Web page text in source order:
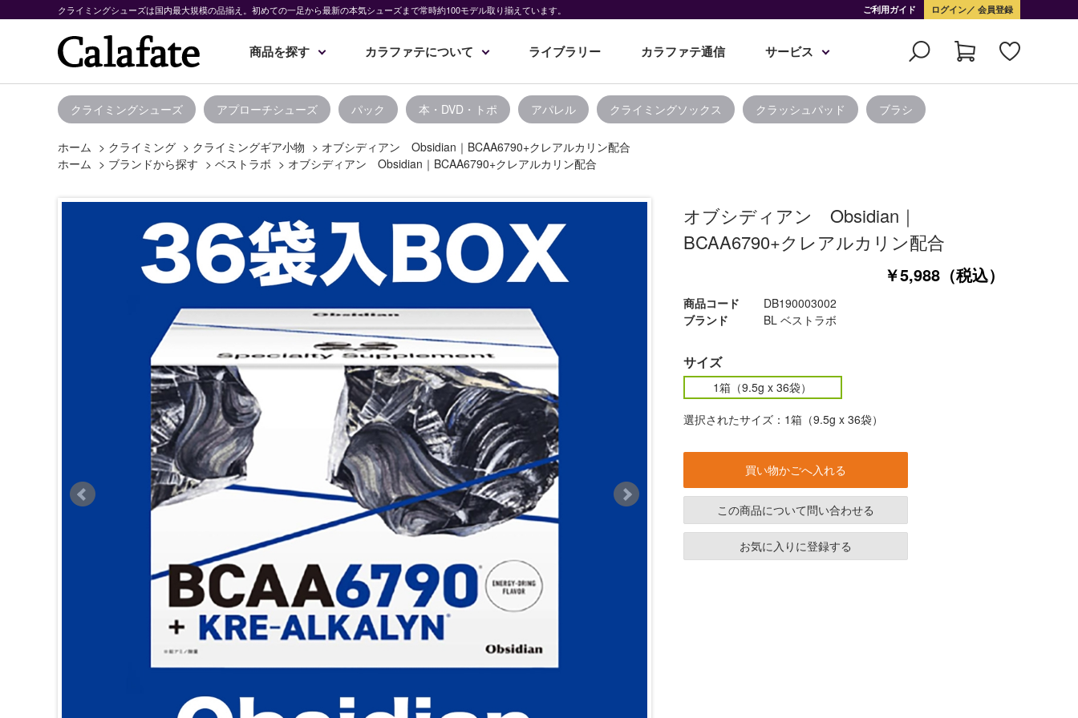
クライミングシューズは国内最大規模の品揃え。初めての一足から最新の本気シューズまで常時約100モデル取り揃えています。 ご利用ガイド ログイン 会員登録
商品を探す カラファテについて ライブラリー カラファテ通信 サービス
クライミングシューズ アプローチシューズ パック 本・DVD・トポ アパレル クライミングソックス クラッシュパッド ブラシ
ホーム > クライミング > クライミングギア小物 > オブシディアン Obsidian｜BCAA6790+クレアルカリン配合
ホーム > ブランドから探す > ベストラボ > オブシディアン Obsidian｜BCAA6790+クレアルカリン配合
オブシディアン Obsidian｜
BCAA6790+クレアルカリン配合
￥5,988（税込）
商品コード
DB190003002
ブランド
BL ベストラボ
サイズ
1箱（9.5g x 36袋）
選択されたサイズ：1箱（9.5g x 36袋）
買い物かごへ入れる
この商品について問い合わせる
お気に入りに登録する